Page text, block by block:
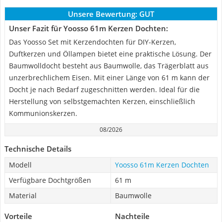
Unsere Bewertung: GUT
Unser Fazit für Yoosso 61m Kerzen Dochten:
Das Yoosso Set mit Kerzendochten für DIY-Kerzen,
Duftkerzen und Öllampen bietet eine praktische Lösung. Der
Baumwolldocht besteht aus Baumwolle, das Trägerblatt aus
unzerbrechlichem Eisen. Mit einer Länge von 61 m kann der
Docht je nach Bedarf zugeschnitten werden. Ideal für die
Herstellung von selbstgemachten Kerzen, einschließlich
Kommunionskerzen.
08/2026
Technische Details
Modell
Yoosso 61m Kerzen Dochten
Verfügbare Dochtgrößen
61 m
Material
Baumwolle
Vorteile Nachteile